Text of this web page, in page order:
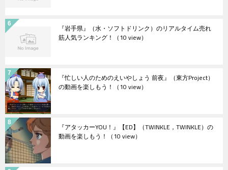
『岩手県』（水・ソフトドリンク）のリアルタイム売れ
筋人気ランキング！ （10 view）
『忙しい人のためのえいやしょう 前夜』（東方Project）
の動画を楽しもう！ （10 view）
『アタッカーYOU！』【ED】（TWINKLE，TWINKLE）の
動画を楽しもう！ （10 view）